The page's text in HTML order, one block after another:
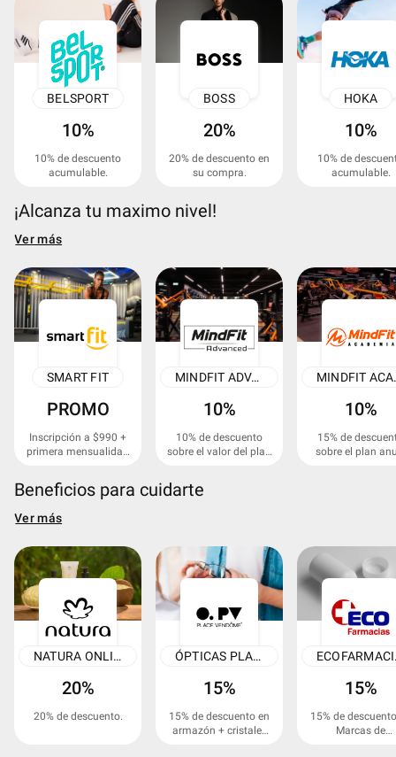
BELSPORT
10%
10% de descuento
acumulable.
BOSS
20%
20% de descuento en
su compra.
HOKA
10%
10% de
acumulable.
¡Alcanza tu maximo nivel!
Ver más
SMART FIT
PROMO
Inscripción a $990 +
primera mensualidad
MINDFIT ADVANCED
10%
10% de descuento
sobre el valor del plan
10%
15% de
sobre el plan
Beneficios para cuidarte
Ver más
NATURA ONLINE
20%
20% de descuento.
ÓPTICAS PLACE VENDÔME
15%
15% de descuento en
armazón + cristales
15%
15% de
Marcas de